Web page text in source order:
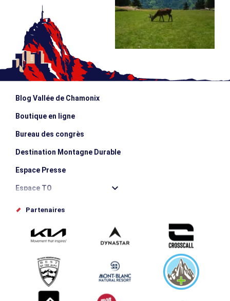
Blog Vallée de Chamonix
Boutique en ligne
Bureau des congrès
Destination Montagne Durable
Espace Presse
Espace TO
Offices de tourisme
Proposez votre évènement
Service groupes et séminaires
Téléchargements
Tourisme et handicap
Partenaires